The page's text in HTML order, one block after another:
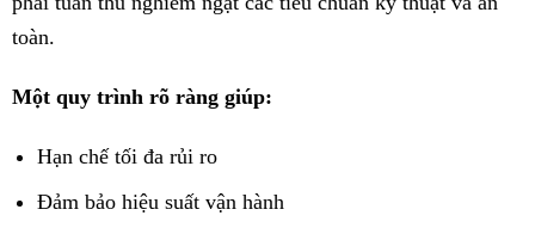
toàn.
Một quy trình rõ ràng giúp:
Hạn chế tối đa rủi ro
Đảm bảo hiệu suất vận hành